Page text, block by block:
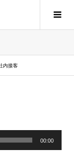
内接客
00:00